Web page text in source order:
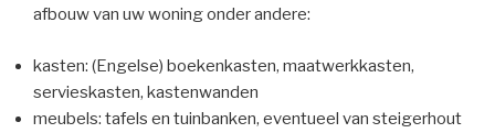
afbouw van uw woning onder andere:
kasten: (Engelse) boekenkasten, maatwerkkasten,
servieskasten, kastenwanden
meubels: tafels en tuinbanken, eventueel van steigerhout